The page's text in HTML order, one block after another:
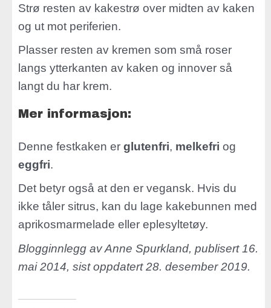
Strø resten av kakestrø over midten av kaken
og ut mot periferien.
Plasser resten av kremen som små roser
langs ytterkanten av kaken og innover så
langt du har krem.
Mer informasjon:
Denne festkaken erglutenfri, melkefri og
eggfri.
Det betyr også at den er vegansk. Hvis du
ikke tåler sitrus, kan du lage kakebunnen med
aprikosmarmelade eller eplesyltetøy.
Blogginnlegg av Anne Spurkland, publisert 16.
mai 2014, sist oppdatert 28. desember 2019.